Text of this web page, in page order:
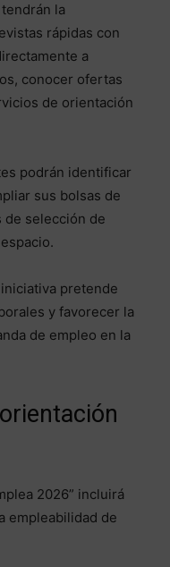
la
rápidas con
a
conocer ofertas
de orientación
podrán identificar
sus bolsas de
de selección de
pretende
y favorecer la
de empleo en la
2026” incluirá
empleabilidad de